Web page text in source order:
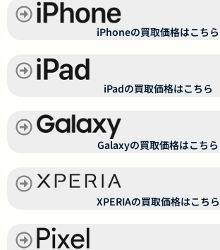
iPhoneの買取価格はこちら
iPadの買取価格はこちら
Galaxyの買取価格はこちら
XPERIAの買取価格はこちら